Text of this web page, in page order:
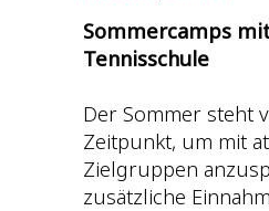
Sommercamps
Tennisschule
Der Sommer steht
Zeitpunkt, um mit
Zielgruppen
zusätzliche